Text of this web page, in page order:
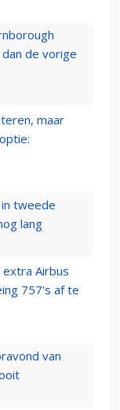
de vorige
maar
tweede
lang
Airbus
757's af te
van